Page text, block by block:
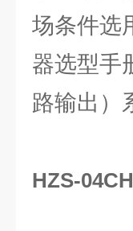
场条件选
器选型手
路输出）
HZS-